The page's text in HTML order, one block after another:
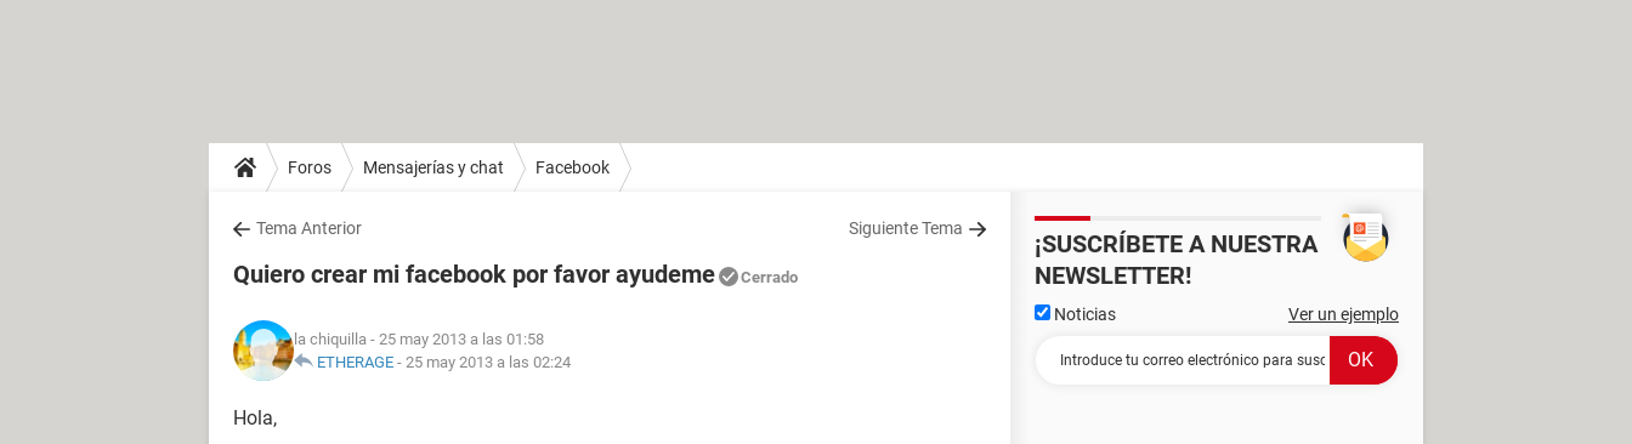
Foros Mensajerías y chat Facebook
Tema Anterior Siguiente Tema
Quiero crear mi facebook por favor ayudeme Cerrado
la chiquilla - 25 may 2013 a las 01:58
ETHERAGE - 25 may 2013 a las 02:24
Hola,
¡SUSCRÍBETE A NUESTRA
NEWSLETTER!
Noticias Ver un ejemplo